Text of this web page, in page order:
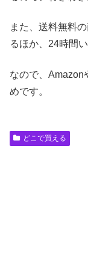
また、送料無料
るほか、24時間
なので、Amazon
めです。
どこで買える